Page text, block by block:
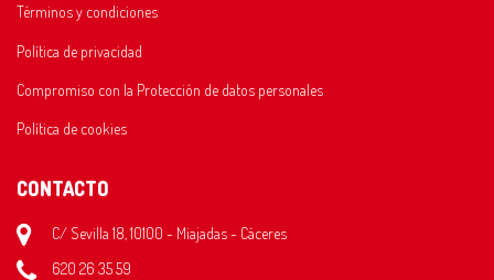
Términos y condiciones
Política de privacidad
Compromiso con la Protección de datos personales
Política de cookies
CONTACTO
C/ Sevilla 18, 10100 - Miajadas - Cáceres
620 26 35 59